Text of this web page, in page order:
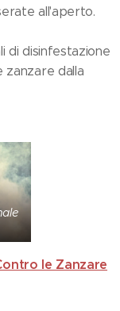
all'aperto.
di disinfestazione
zanzare dalla
le Zanzare